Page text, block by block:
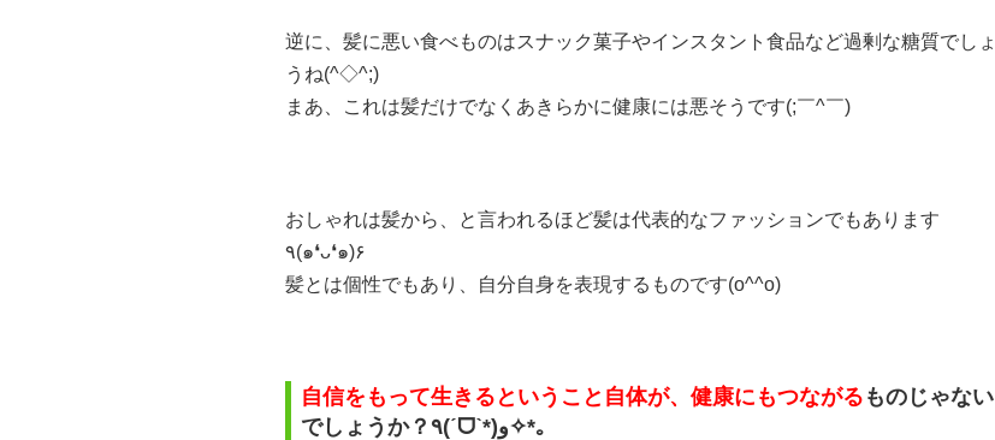
逆に、髪に悪い食べものはスナック菓子やインスタント食品など過剰な糖質でしょ
うね(^◇^;)
まあ、これは髪だけでなくあきらかに健康には悪そうです(;￣^￣)
おしゃれは髪から、と言われるほど髪は代表的なファッションでもあります
٩(๑❛ᴗ❛๑)۶
髪とは個性でもあり、自分自身を表現するものです(o^^o)
自信をもって生きるということ自体が、健康にもつながる ものじゃない
でしょうか？٩(ˊᗜˋ*)و✧*｡